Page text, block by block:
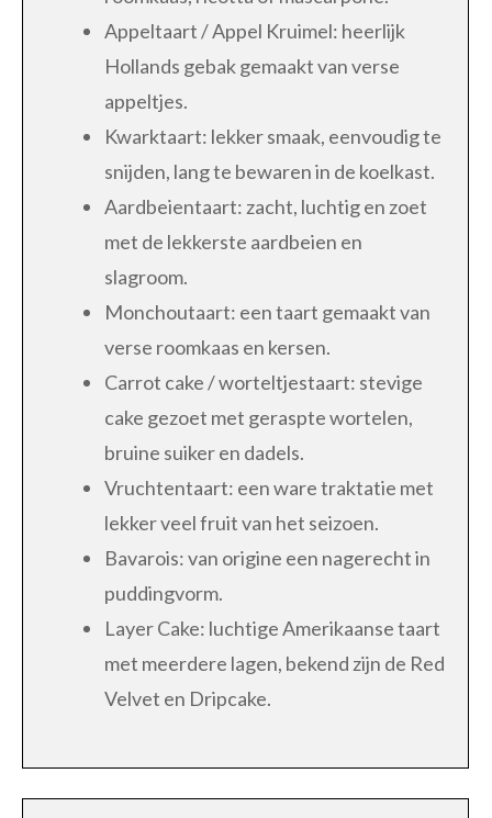
Appeltaart / Appel Kruimel: heerlijk
Hollands gebak gemaakt van verse
appeltjes.
Kwarktaart: lekker smaak, eenvoudig te
snijden, lang te bewaren in de koelkast.
Aardbeientaart: zacht, luchtig en zoet
met de lekkerste aardbeien en
slagroom.
Monchoutaart: een taart gemaakt van
verse roomkaas en kersen.
Carrot cake / worteltjestaart: stevige
cake gezoet met geraspte wortelen,
bruine suiker en dadels.
Vruchtentaart: een ware traktatie met
lekker veel fruit van het seizoen.
Bavarois: van origine een nagerecht in
puddingvorm.
Layer Cake: luchtige Amerikaanse taart
met meerdere lagen, bekend zijn de Red
Velvet en Dripcake.